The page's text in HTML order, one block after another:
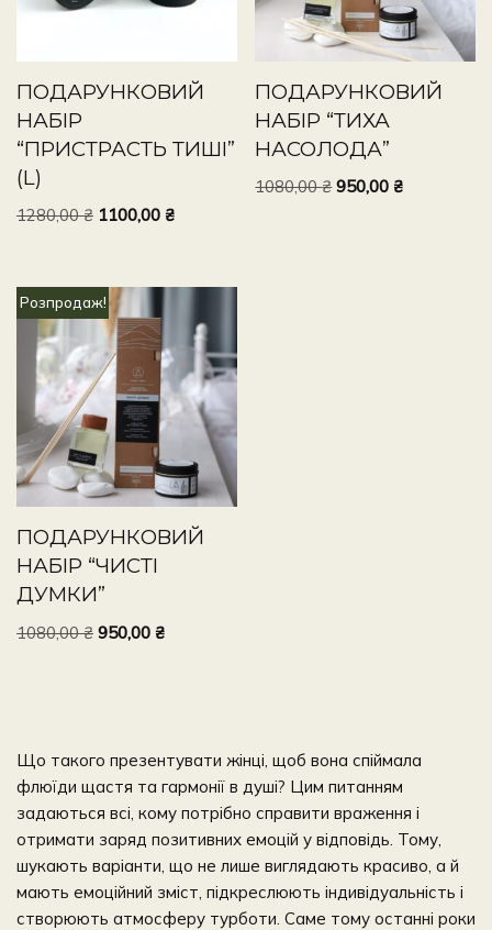
ПОДАРУНКОВИЙ
НАБІР
“ПРИСТРАСТЬ ТИШІ”
(L)
1280,00₴ 1100,00 ₴
ПОДАРУНКОВИЙ
НАБІР “ТИХА
НАСОЛОДА”
1080,00₴ 950,00 ₴
Розпродаж!
ПОДАРУНКОВИЙ
НАБІР “ЧИСТІ
ДУМКИ”
1080,00₴ 950,00 ₴
Що такого презентувати жінці, щоб вона спіймала
флюїди щастя та гармонії в душі? Цим питанням
задаються всі, кому потрібно справити враження і
отримати заряд позитивних емоцій у відповідь. Тому,
шукають варіанти, що не лише виглядають красиво, а й
мають емоційний зміст, підкреслюють індивідуальність і
створюють атмосферу турботи. Саме тому останні роки